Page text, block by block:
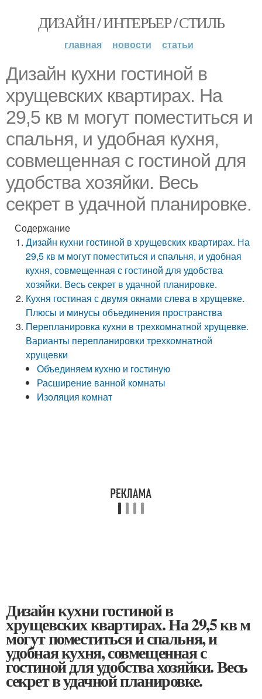
ДИЗАЙН / ИНТЕРЬЕР / СТИЛЬ
главная новости статьи
Дизайн кухни гостиной в
хрущевских квартирах. На
29,5 кв м могут поместиться и
спальня, и удобная кухня,
совмещенная с гостиной для
удобства хозяйки. Весь
секрет в удачной планировке.
Содержание
Дизайн кухни гостиной в хрущевских квартирах. На
29,5 кв м могут поместиться и спальня, и удобная
кухня, совмещенная с гостиной для удобства
хозяйки. Весь секрет в удачной планировке.
Кухня гостиная с двумя окнами слева в хрущевке.
Плюсы и минусы объединения пространства
Перепланировка кухни в трехкомнатной хрущевке.
Варианты перепланировки трехкомнатной
хрущевки
Объединяем кухню и гостиную
Расширение ванной комнаты
Изоляция комнат
Дизайн кухни гостиной в
хрущевских квартирах. На 29,5 кв м
могут поместиться и спальня, и
удобная кухня, совмещенная с
гостиной для удобства хозяйки. Весь
секрет в удачной планировке.